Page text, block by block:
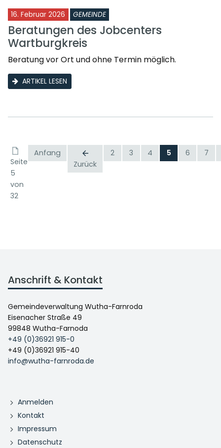
16. Februar 2026 GEMEINDE
Beratungen des Jobcenters
Wartburgkreis
Beratung vor Ort und ohne Termin möglich.
ARTIKEL LESEN
Seite
5
von
32
Anfang
Zurück
2 3 4 5 6 7
Anschrift & Kontakt
Gemeindeverwaltung Wutha-Farnroda
Eisenacher Straße 49
99848 Wutha-Farnoda
+49 (0)36921 915-0
+49 (0)36921 915-40
info@wutha-farnroda.de
Anmelden
Kontakt
Impressum
Datenschutz